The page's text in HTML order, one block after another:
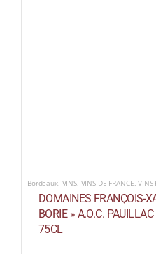
Bordeaux, VINS, VINS DE FRANCE,VINS
DOMAINES FRANÇOIS-
BORIE » A.O.C.
75CL